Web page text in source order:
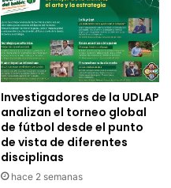
Investigadores de la UDLAP
analizan el torneo global
de fútbol desde el punto
de vista de diferentes
disciplinas
hace 2 semanas